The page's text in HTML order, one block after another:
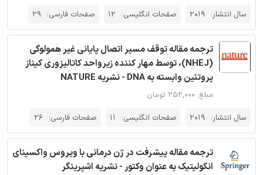
سال انتشار: 2019 صفحات انگلیسی: 12 صفحات فارسی: 29
ترجمه مقاله توقف مسیر اتصال پایانی غیر همولوگی
(NHEJ)، توسط مهار کننده زیرواحد کاتالیزوری کیناز
پروتئین وابسته به DNA - نشریه NATURE
مبلغ: ۲۵۲,۰۰۰ تومان
سال انتشار: 2019 صفحات انگلیسی: 11 صفحات فارسی: 26
ترجمه مقاله پیشرفت در ژن درمانی با ویروس واکسینای
انکولیتیک به عنوان وکتور - نشریه اشپرینگر